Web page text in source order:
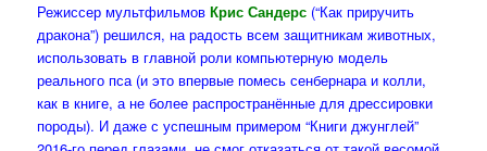
Режиссер мультфильмовКрис Сандерс (“Как приручить
дракона”) решился, на радость всем защитникам животных,
использовать в главной роли компьютерную модель
реального пса (и это впервые помесь сенбернара и колли,
как в книге, а не более распространённые для дрессировки
породы). И даже с успешным примером “Книги джунглей”